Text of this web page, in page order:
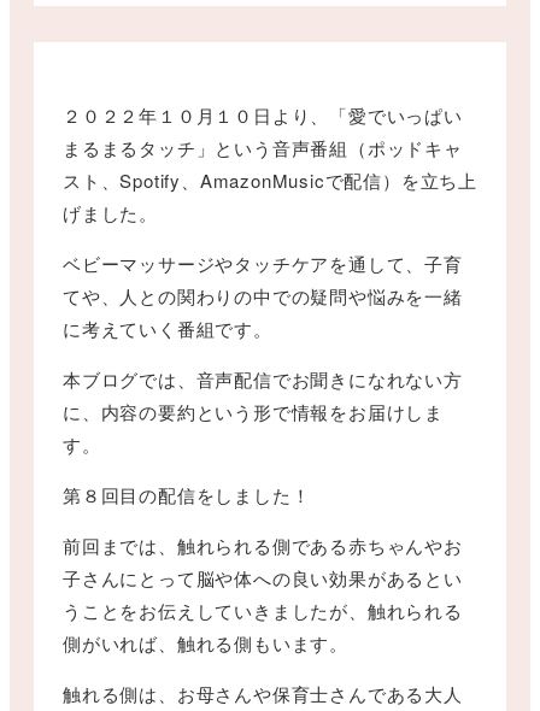
２０２２年１０月１０日より、「愛でいっぱい
まるまるタッチ」という音声番組（ポッドキャ
スト、Spotify、AmazonMusicで配信）を立ち上
げました。
ベビーマッサージやタッチケアを通して、子育
てや、人との関わりの中での疑問や悩みを一緒
に考えていく番組です。
本ブログでは、音声配信でお聞きになれない方
に、内容の要約という形で情報をお届けしま
す。
第８回目の配信をしました！
前回までは、触れられる側である赤ちゃんやお
子さんにとって脳や体への良い効果があるとい
うことをお伝えしていきましたが、触れられる
側がいれば、触れる側もいます。
触れる側は、お母さんや保育士さんである大人